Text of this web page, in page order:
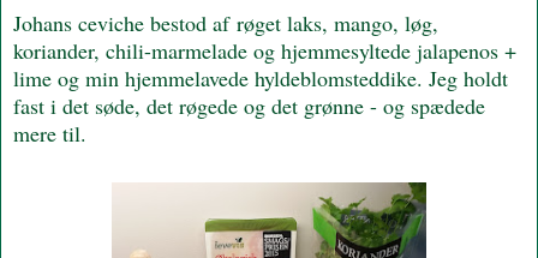
Johans ceviche bestod af røget laks, mango, løg,
koriander, chili-marmelade og hjemmesyltede jalapenos +
lime og min hjemmelavede hyldeblomsteddike. Jeg holdt
fast i det søde, det røgede og det grønne - og spædede
mere til.